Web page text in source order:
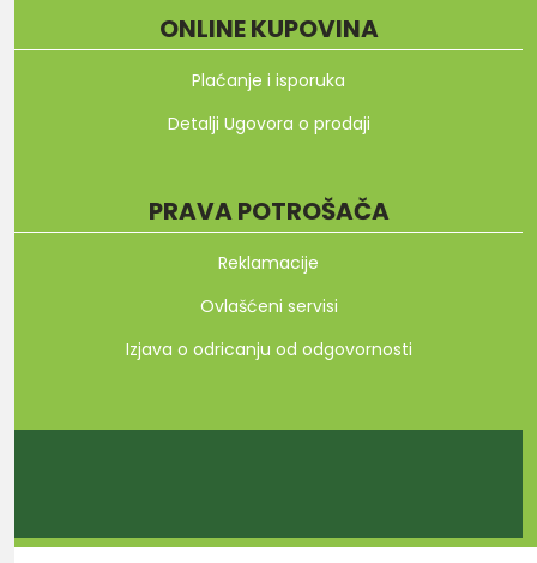
ONLINE KUPOVINA
Plaćanje i isporuka
Detalji Ugovora o prodaji
PRAVA POTROŠAČA
Reklamacije
Ovlašćeni servisi
Izjava o odricanju od odgovornosti